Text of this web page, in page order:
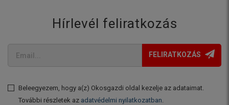
Hírlevél feliratkozás
FELIRATKOZÁS
Beleegyezem, hogy a(z) Okosgazdi oldal kezelje az adataimat.
További részletek az adatvédelmi nyilatkozatban.